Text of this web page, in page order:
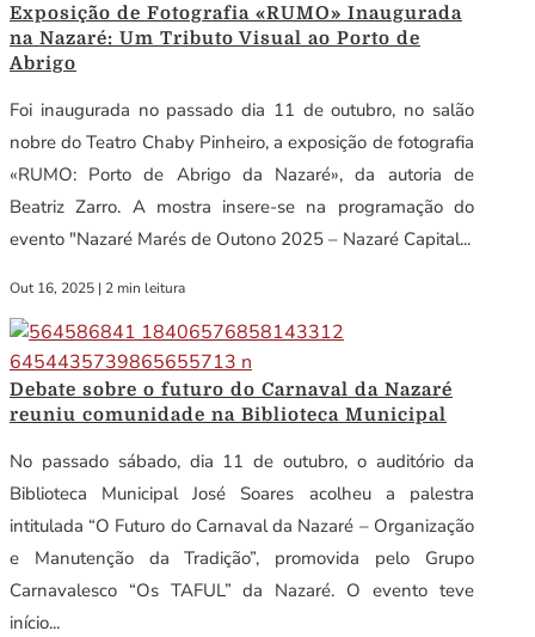
Exposição de Fotografia «RUMO» Inaugurada
na Nazaré: Um Tributo Visual ao Porto de
Abrigo
Foi inaugurada no passado dia 11 de outubro, no salão
nobre do Teatro Chaby Pinheiro, a exposição de fotografia
«RUMO: Porto de Abrigo da Nazaré», da autoria de
Beatriz Zarro. A mostra insere-se na programação do
evento "Nazaré Marés de Outono 2025 – Nazaré Capital...
Out 16, 2025 | 2 min leitura
Debate sobre o futuro do Carnaval da Nazaré
reuniu comunidade na Biblioteca Municipal
No passado sábado, dia 11 de outubro, o auditório da
Biblioteca Municipal José Soares acolheu a palestra
intitulada “O Futuro do Carnaval da Nazaré – Organização
e Manutenção da Tradição”, promovida pelo Grupo
Carnavalesco “Os TAFUL” da Nazaré. O evento teve
início...